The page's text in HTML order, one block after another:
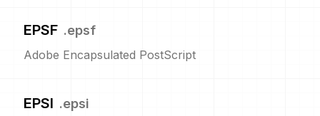
EPSF .epsf
Adobe Encapsulated PostScript
EPSI .epsi